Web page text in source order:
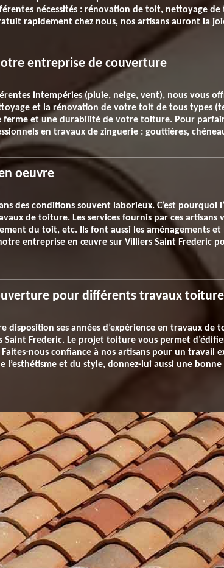
nécessités : rénovation de toit, nettoyage
rapidement chez nous, nos artisans auront la
entreprise de couverture
intempéries (pluie, neige, vent), nous vous
et la rénovation de votre toit de tous types
et une durabilité de votre toiture. Pour
en travaux de zinguerie : gouttières,
oeuvre
des conditions souvent laborieux. C’est pourquoi
de toiture. Les services fournis par ces
du toit, etc. Ils font aussi les aménagements
entreprise en œuvre sur Villiers Saint Frederic
pour différents travaux toiture
ses années d’expérience en travaux de
Saint Frederic. Le projet toiture vous permet
nous confiance à nos artisans pour un travail
et du style, donnez-lui aussi une